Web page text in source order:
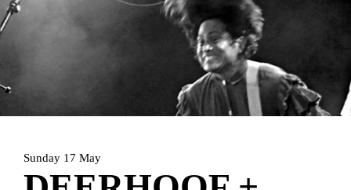
PROGRAMMA
ARTDIVISION FOTO’SNIEUWS
Sunday 17 May